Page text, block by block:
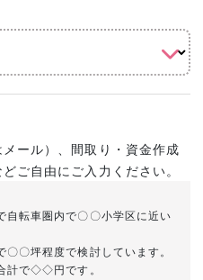
ール）、間取り・資金作成
ご自由にご入力ください。
自転車圏内で〇〇小学区に近い
〇坪程度で検討しています。
計で◇◇円です。